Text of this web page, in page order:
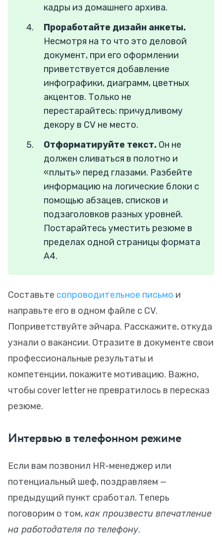
кадры из домашнего архива.
Проработайте дизайн анкеты.
Несмотря на то что это деловой
документ, при его оформлении
приветствуется добавление
инфографики, диаграмм, цветных
акцентов. Только не
перестарайтесь: причудливому
декору в CV не место.
Отформатируйте текст. Он не
должен сливаться в полотно и
«плыть» перед глазами. Разбейте
информацию на логические блоки с
помощью абзацев, списков и
подзаголовков разных уровней.
Постарайтесь уместить резюме в
пределах одной страницы формата
А4.
Составьте сопроводительное письмо и
направьте его в одном файле с CV.
Поприветствуйте эйчара. Расскажите, откуда
узнали о вакансии. Отразите в документе свои
профессиональные результаты и
компетенции, покажите мотивацию. Важно,
чтобы cover letter не превратилось в пересказ
резюме.
Интервью в телефонном режиме
Если вам позвонил HR-менеджер или
потенциальный шеф, поздравляем —
предыдущий пункт сработал. Теперь
поговорим о том,как произвести впечатление
на работодателя по телефону.